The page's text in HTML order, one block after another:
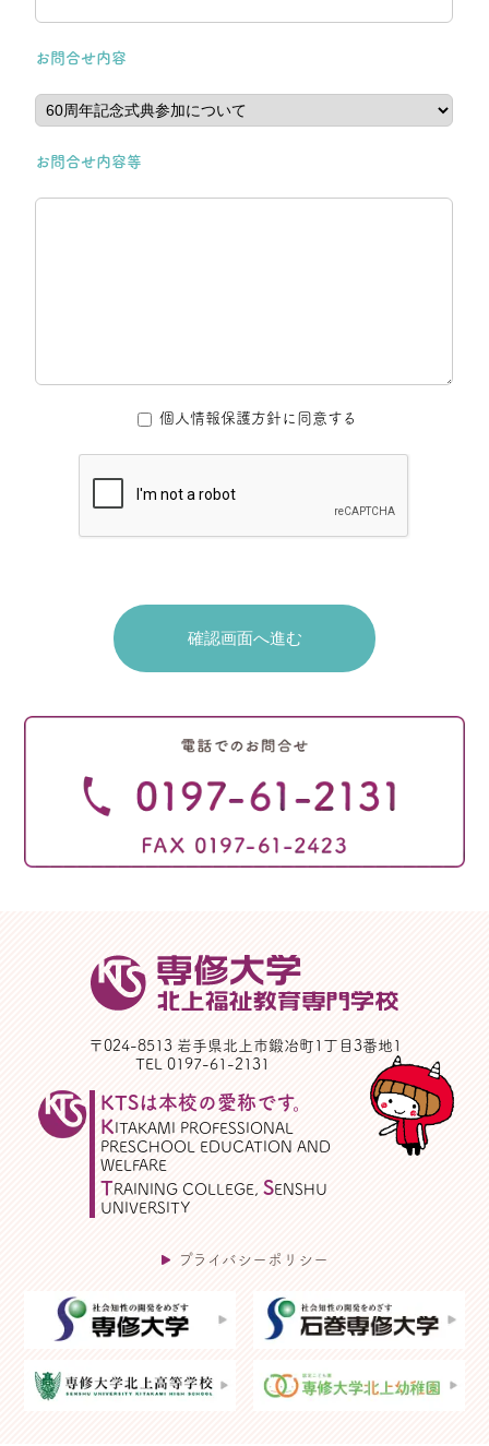
お問合せ内容
お問合せ内容等
個人情報保護方針に同意する
〒024-8513 岩手県北上市鍛冶町1丁目3番地1
TEL 0197-61-2131
KTSは本校の愛称です。
K ITAKAMI PROFESSIONAL
PRESCHOOL EDUCATION AND
WELFARE
TRAINING COLLEGE,SENSHU
UNIVERSITY
プライバシーポリシー